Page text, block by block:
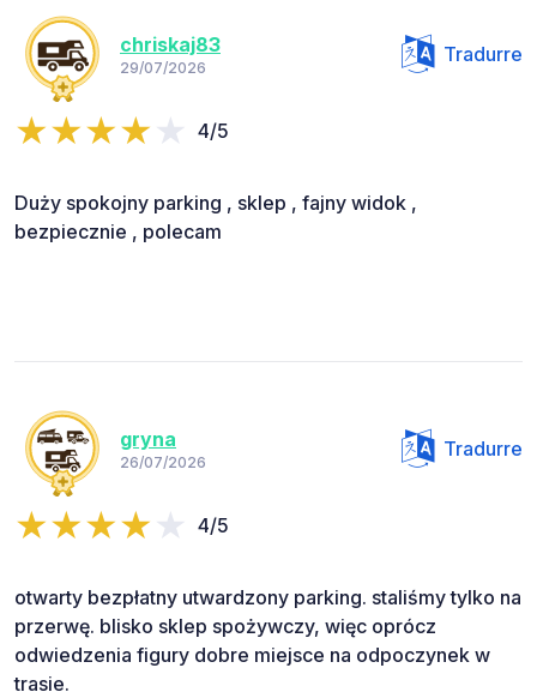
chriskaj83
29/07/2026
Tradurre
4/5
Duży spokojny parking , sklep , fajny widok ,
bezpiecznie , polecam
gryna
26/07/2026
Tradurre
4/5
otwarty bezpłatny utwardzony parking. staliśmy tylko na
przerwę. blisko sklep spożywczy, więc oprócz
odwiedzenia figury dobre miejsce na odpoczynek w
trasie.